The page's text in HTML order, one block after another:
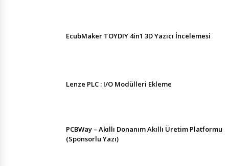
EcubMaker TOYDIY 4in1 3D Yazıcı İncelemesi
Lenze PLC : I/O Modülleri Ekleme
PCBWay – Akıllı Donanım Akıllı Üretim Platformu
(Sponsorlu Yazı)